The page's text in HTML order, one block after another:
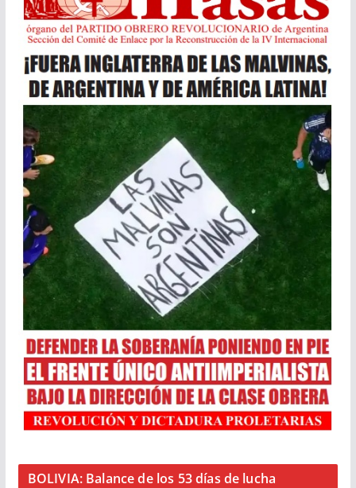
BOLIVIA: Balance de los 53 días de lucha